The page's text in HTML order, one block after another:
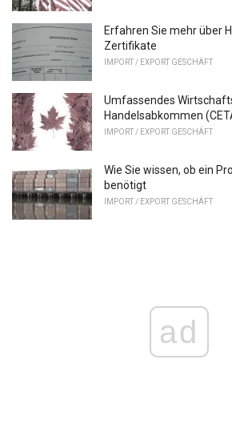
Erfahren Sie mehr über
Zertifikate
IMPORT / EXPORT GESCHÄFT
Umfassendes
Handelsabkommen
IMPORT / EXPORT GESCHÄFT
Wie Sie wissen, ob ein
benötigt
IMPORT / EXPORT GESCHÄFT
ad